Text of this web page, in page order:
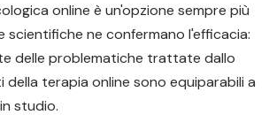
online è un'opzione sempre più
scientifiche ne confermano l'efficacia:
delle problematiche trattate dallo
della terapia online sono equiparabili a
studio.